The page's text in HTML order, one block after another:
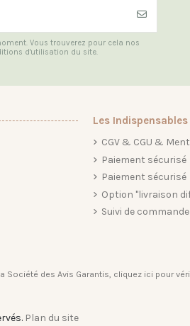
Vous trouverez pour cela nos
d'utilisation du site.
Les Indispensables
CGV & CGU &
Paiement sécurisé
Paiement sécurisé
Option "livraison
Suivi de
Société des Avis Garantis, cliquez ici pour
Plan du site